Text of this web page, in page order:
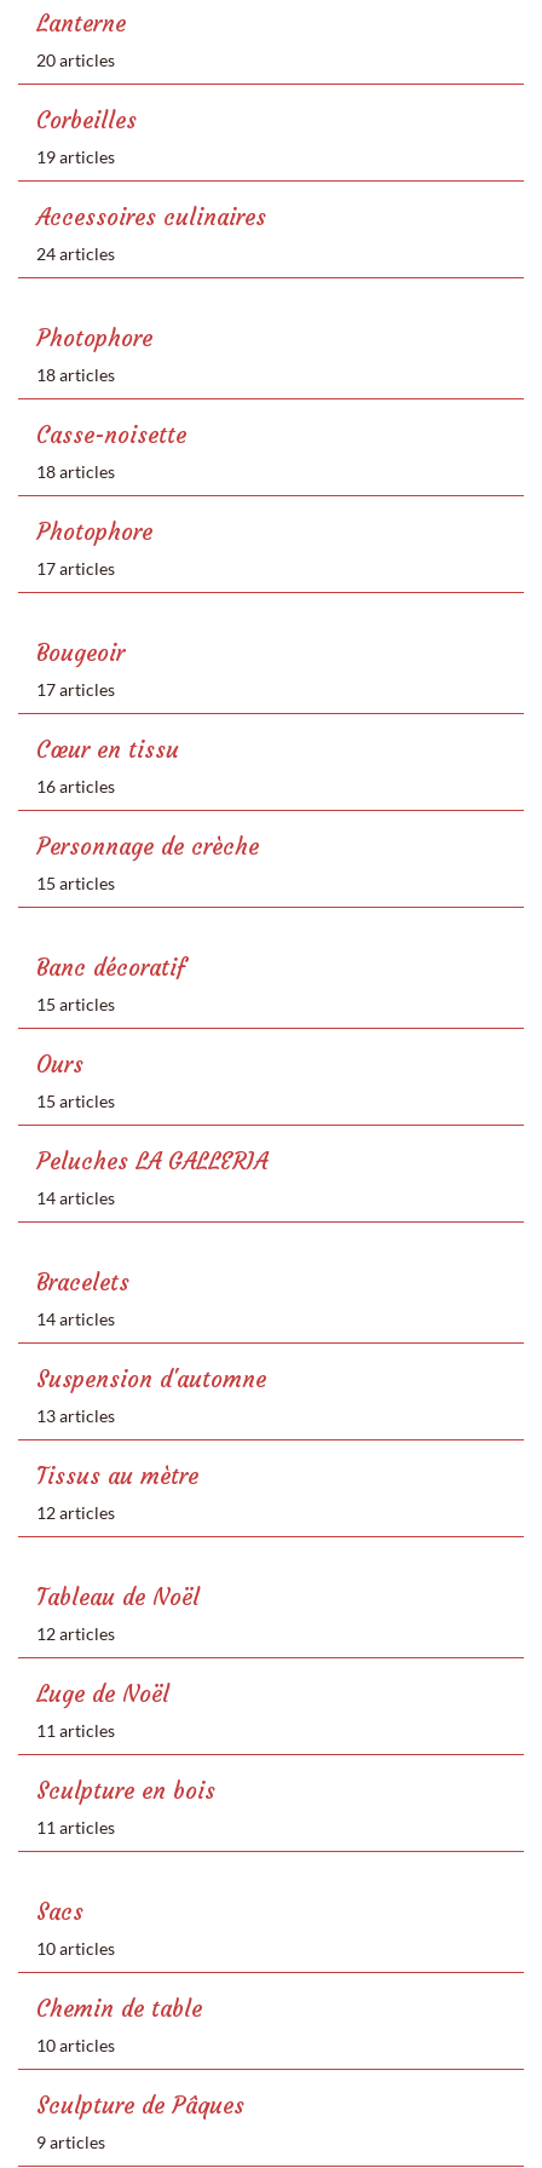
Lanterne
20 articles
Corbeilles
19 articles
Accessoires culinaires
24 articles
Photophore
18 articles
Casse-noisette
18 articles
Photophore
17 articles
Bougeoir
17 articles
Cœur en tissu
16 articles
Personnage de crèche
15 articles
Banc décoratif
15 articles
Ours
15 articles
Peluches LA GALLERIA
14 articles
Bracelets
14 articles
Suspension d'automne
13 articles
Tissus au mètre
12 articles
Tableau de Noël
12 articles
Luge de Noël
11 articles
Sculpture en bois
11 articles
Sacs
10 articles
Chemin de table
10 articles
Sculpture de Pâques
9 articles